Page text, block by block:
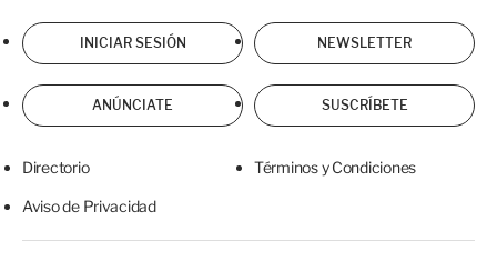
INICIAR SESIÓN NEWSLETTER
ANÚNCIATE SUSCRÍBETE
Directorio Términos y Condiciones
Aviso de Privacidad